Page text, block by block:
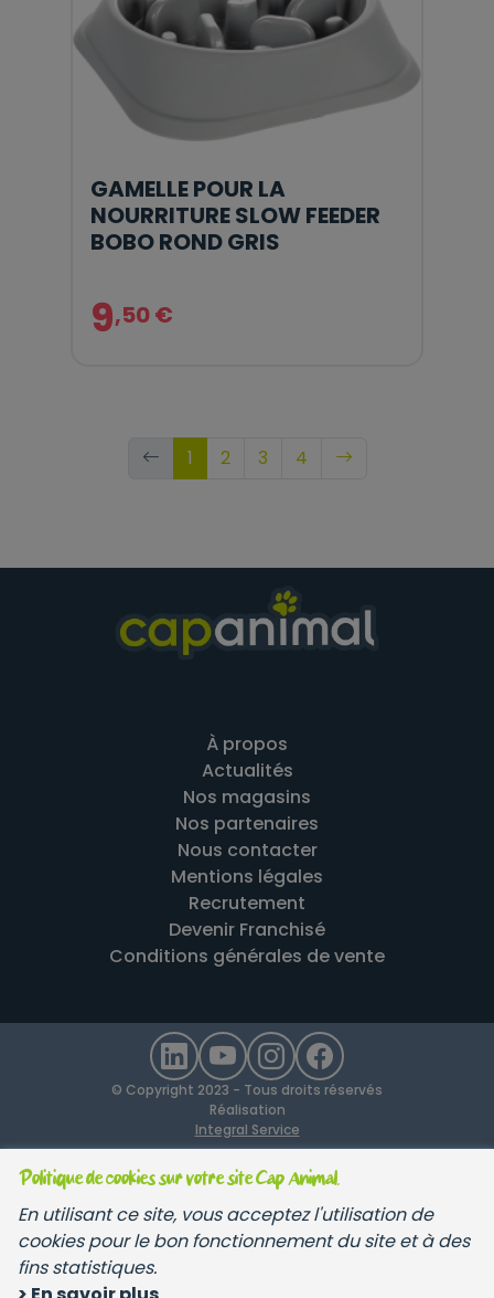
Politique de cookies sur votre site Cap Animal.
En utilisant ce site, vous acceptez l'utilisation de
cookies pour le bon fonctionnement du site et à des
fins statistiques.
GAMELLE POUR LA
NOURRITURE SLOW FEEDER
BOBO ROND GRIS
9,50 €
1 2 3 4
À propos
Actualités
Nos magasins
Nos partenaires
Nous contacter
Mentions légales
Recrutement
Devenir Franchisé
Conditions générales de vente
© Copyright 2023 - Tous droits réservés
Réalisation
Integral Service